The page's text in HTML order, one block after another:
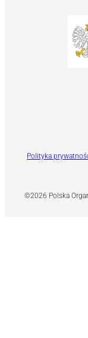
©2026 Polska
Polityka